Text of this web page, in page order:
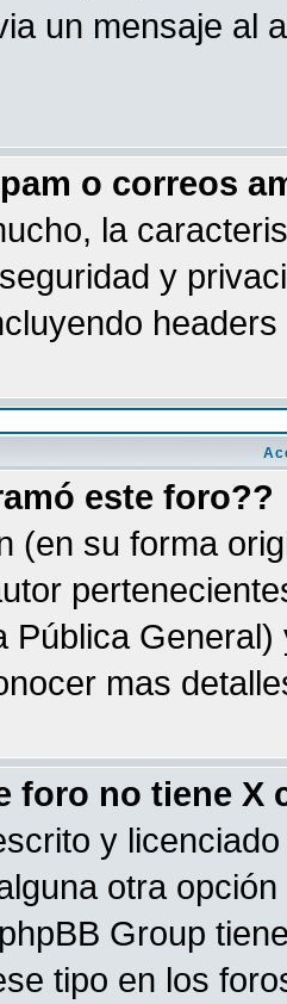
un mensaje al
o correos
la
y
este foro??
(en su forma
Pública
mas
foro no tiene X
y
otra
Group
tipo en los